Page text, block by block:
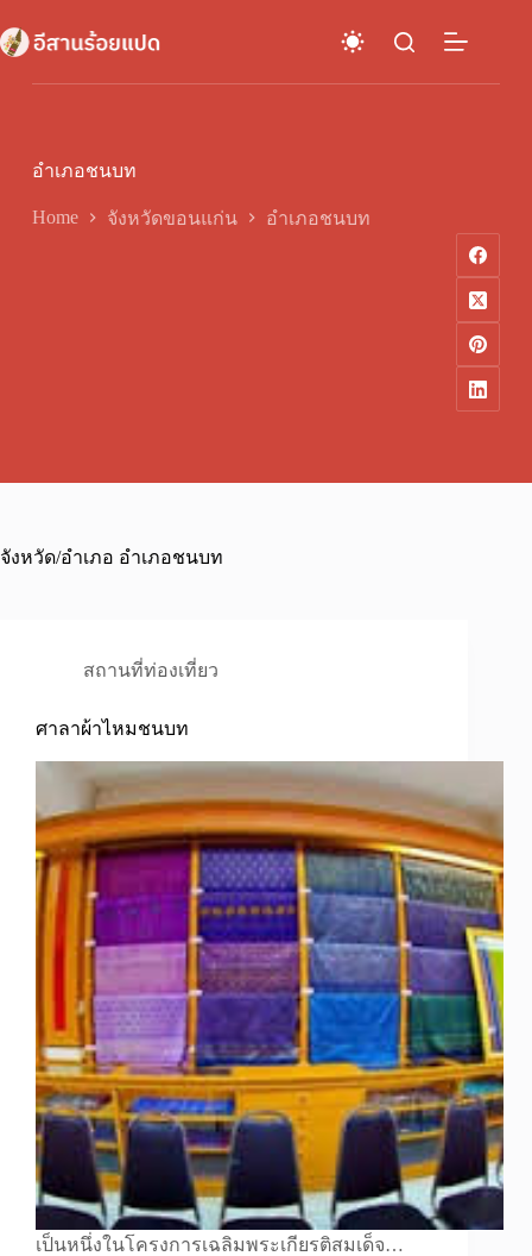
to
content
อำเภอชนบท
Home จังหวัดขอนแก่น อำเภอชนบท
จังหวัด/อำเภอ อำเภอชนบท
สถานที่ท่องเที่ยว
ศาลาผ้าไหมชนบท
เป็นหนึ่งในโครงการเฉลิมพระเกียรติสมเด็จ…